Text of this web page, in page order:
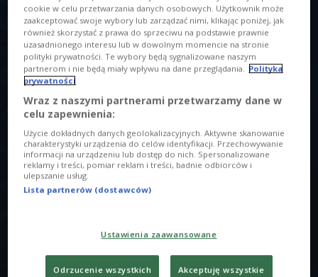
Drugi dzień świąt Bożego Narodzenia to wspomnienie św. Szczepana,
pierwszego męczennika.
Foto: Shutterstock
O AUDYCJI
00:00
cookie w celu przetwarzania danych osobowych. Użytkownik może
zaakceptować swoje wybory lub zarządzać nimi, klikając poniżej, jak
również skorzystać z prawa do sprzeciwu na podstawie prawnie
uzasadnionego interesu lub w dowolnym momencie na stronie
polityki prywatności. Te wybory będą sygnalizowane naszym
partnerom i nie będą miały wpływu na dane przeglądania.
Polityka
prywatności
Wraz z naszymi partnerami przetwarzamy dane w
celu zapewnienia:
Użycie dokładnych danych geolokalizacyjnych. Aktywne skanowanie
charakterystyki urządzenia do celów identyfikacji. Przechowywanie
informacji na urządzeniu lub dostęp do nich. Spersonalizowane
reklamy i treści, pomiar reklam i treści, badnie odbiorców i
ulepszanie usług.
Lista partnerów (dostawców)
Ustawienia zaawansowane
Odrzucenie wszystkich Akceptuję wszystkie